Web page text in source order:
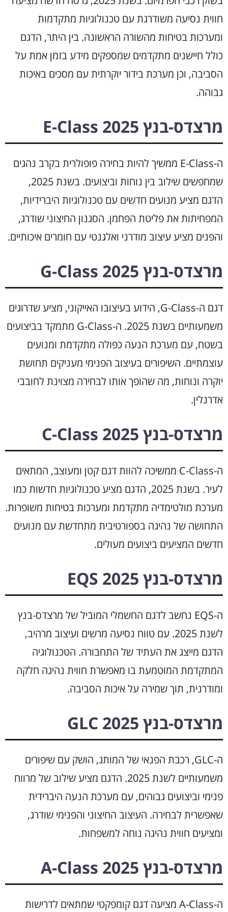
חווית נסיעה משודרגת עם טכנולוגיות מתקדמות
ומערכות בטיחות מהשורה הראשונה. בין היתר, הדגם
כולל חיישנים מתקדמים שמספקים מידע בזמן אמת על
הסביבה, וכן מערכת בידור יוקרתית עם מסכים באיכות
גבוהה.
מרצדס-בנץ E-Class 2025
ה-E-Class ממשיך להיות בחירה פופולרית בקרב נהגים
שמחפשים שילוב בין נוחות וביצועים. בשנת 2025,
הדגם מציע מנועים חדשים עם טכנולוגיות היברידיות,
המפחיתות את פליטת הפחמן. הסגנון החיצוני שודרג,
והפנים מציע עיצוב מודרני ואלגנטי עם חומרים איכותיים.
מרצדס-בנץ G-Class 2025
דגם ה-G-Class, הידוע בעיצובו האייקוני, מציע שדרוגים
משמעותיים בשנת 2025. ה-G-Class מתמקד בביצועים
בשטח, עם מערכת הנעה כפולה מתקדמת ומנועים
עוצמתיים. השיפורים בעיצוב הפנימי מעניקים תחושת
יוקרה ונוחות, מה שהופך אותו לבחירה מצוינת לחובבי
אדרנלין.
מרצדס-בנץ C-Class 2025
ה-C-Class ממשיכה להוות דגם קטן ומעוצב, המתאים
לעיר. בשנת 2025, הדגם מציע טכנולוגיות חדשות כמו
מערכת מולטימדיה מתקדמת ומערכות בטיחות משופרות.
התחושה של נהיגה בספורטיבית מתחדשת עם מנועים
חדשים המציעים ביצועים מעולים.
מרצדס-בנץ EQS 2025
ה-EQS נחשב לדגם החשמלי המוביל של מרצדס-בנץ
לשנת 2025. עם טווח נסיעה מרשים ועיצוב מרהיב,
הדגם מייצג את העתיד של התחבורה. הטכנולוגיה
המתקדמת המוטמעת בו מאפשרת חווית נהיגה חלקה
ומודרנית, תוך שמירה על איכות הסביבה.
מרצדס-בנץ GLC 2025
ה-GLC, רכבת הפנאי של המותג, הושק עם שיפורים
משמעותיים לשנת 2025. הדגם מציע שילוב של מרווח
פנימי וביצועים גבוהים, עם מערכת הנעה היברידית
שאפשרית לבחירה. העיצוב החיצוני והפנימי שודרג,
ומציעים חווית נהיגה נוחה למשפחות.
מרצדס-בנץ A-Class 2025
ה-A-Class מציעה דגם קומפקטי שמתאים לדרישות